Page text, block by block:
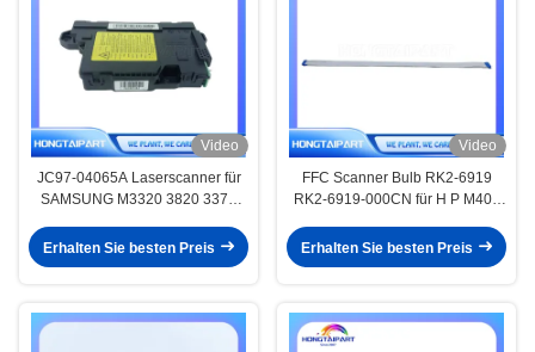
Video
JC97-04065A Laserscanner für
SAMSUNG M3320 3820 3370
4835 5639 5739
Erhalten Sie besten Preis
Video
FFC Scanner Bulb RK2-6919
RK2-6919-000CN für H P M402
Erhalten Sie besten Preis